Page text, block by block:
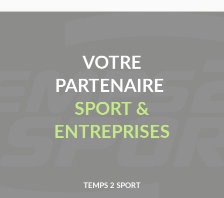
VOTRE
PARTENAIRE
SPORT &
ENTREPRISES
TEMPS 2 SPORT